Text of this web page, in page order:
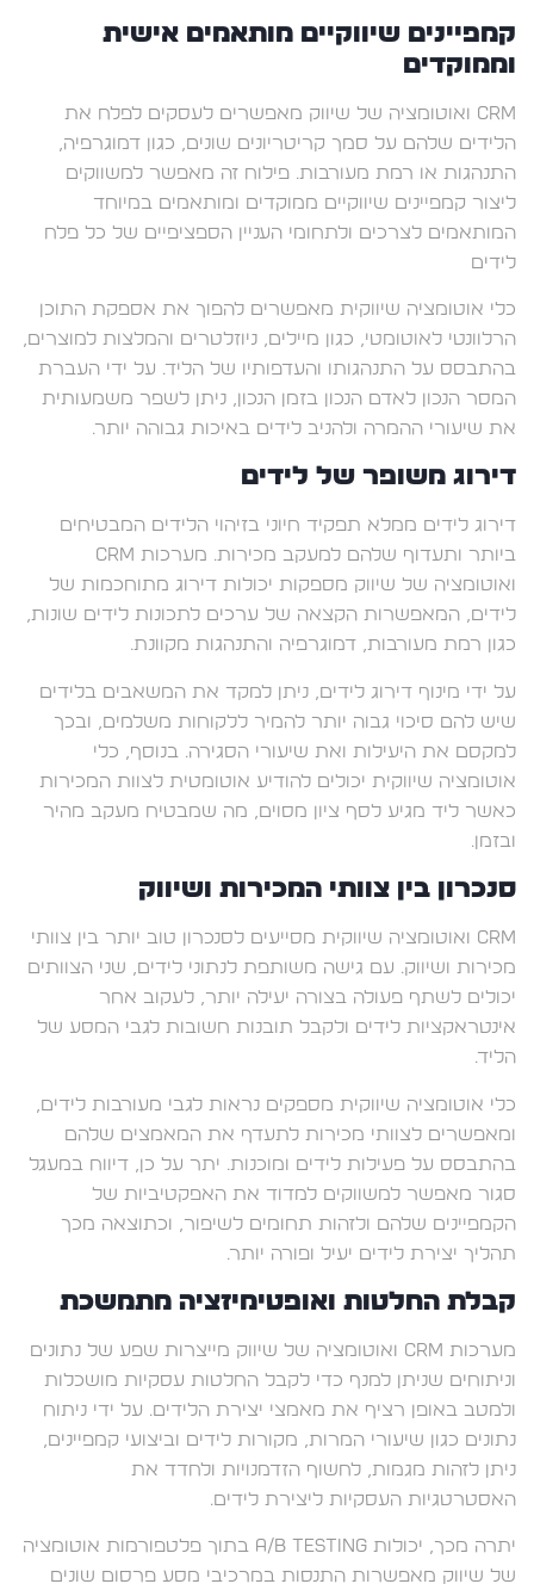
קמפיינים שיווקיים מותאמים אישית
וממוקדים
CRM ואוטומציה של שיווק מאפשרים לעסקים לפלח את
הלידים שלהם על סמך קריטריונים שונים, כגון דמוגרפיה,
התנהגות או רמת מעורבות. פילוח זה מאפשר למשווקים
ליצור קמפיינים שיווקיים ממוקדים ומותאמים במיוחד
המותאמים לצרכים ולתחומי העניין הספציפיים של כל פלח
לידים
כלי אוטומציה שיווקית מאפשרים להפוך את אספקת התוכן
הרלוונטי לאוטומטי, כגון מיילים, ניוזלטרים והמלצות למוצרים,
בהתבסס על התנהגותו והעדפותיו של הליד. על ידי העברת
המסר הנכון לאדם הנכון בזמן הנכון, ניתן לשפר משמעותית
את שיעורי ההמרה ולהניב לידים באיכות גבוהה יותר.
דירוג משופר של לידים
דירוג לידים ממלא תפקיד חיוני בזיהוי הלידים המבטיחים
ביותר ותעדוף שלהם למעקב מכירות. מערכות CRM
ואוטומציה של שיווק מספקות יכולות דירוג מתוחכמות של
לידים, המאפשרות הקצאה של ערכים לתכונות לידים שונות,
כגון רמת מעורבות, דמוגרפיה והתנהגות מקוונת.
על ידי מינוף דירוג לידים, ניתן למקד את המשאבים בלידים
שיש להם סיכוי גבוה יותר להמיר ללקוחות משלמים, ובכך
למקסם את היעילות ואת שיעורי הסגירה. בנוסף, כלי
אוטומציה שיווקית יכולים להודיע אוטומטית לצוות המכירות
כאשר ליד מגיע לסף ציון מסוים, מה שמבטיח מעקב מהיר
ובזמן.
סנכרון בין צוותי המכירות ושיווק
CRM ואוטומציה שיווקית מסייעים לסנכרון טוב יותר בין צוותי
מכירות ושיווק. עם גישה משותפת לנתוני לידים, שני הצוותים
יכולים לשתף פעולה בצורה יעילה יותר, לעקוב אחר
אינטראקציות לידים ולקבל תובנות חשובות לגבי המסע של
הליד.
כלי אוטומציה שיווקית מספקים נראות לגבי מעורבות לידים,
ומאפשרים לצוותי מכירות לתעדף את המאמצים שלהם
בהתבסס על פעילות לידים ומוכנות. יתר על כן, דיווח במעגל
סגור מאפשר למשווקים למדוד את האפקטיביות של
הקמפיינים שלהם ולזהות תחומים לשיפור, וכתוצאה מכך
תהליך יצירת לידים יעיל ופורה יותר.
קבלת החלטות ואופטימיזציה מתמשכת
מערכות CRM ואוטומציה של שיווק מייצרות שפע של נתונים
וניתוחים שניתן למנף כדי לקבל החלטות עסקיות מושכלות
ולמטב באופן רציף את מאמצי יצירת הלידים. על ידי ניתוח
נתונים כגון שיעורי המרות, מקורות לידים וביצועי קמפיינים,
ניתן לזהות מגמות, לחשוף הזדמנויות ולחדד את
האסטרטגיות העסקיות ליצירת לידים.
יתרה מכך, יכולות A/B testing בתוך פלטפורמות אוטומציה
של שיווק מאפשרות התנסות במרכיבי מסע פרסום שונים